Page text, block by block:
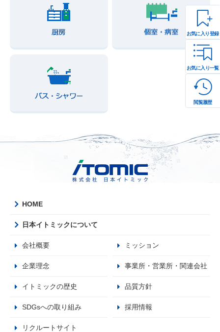
お気に入り登録
お気に入り一覧
閲覧履歴
HOME
日本イトミックについて
会社概要 ミッション
企業理念 事業所・営業所・関連会社
イトミックの歴史 品質方針
SDGsへの取り組み 採用情報
リクルートサイト